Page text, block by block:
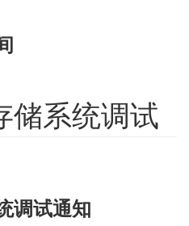
储系统调试
调试通知